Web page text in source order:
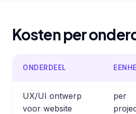
Kosten per
ONDERDEEL
UX/UI ontwerp
voor website
per